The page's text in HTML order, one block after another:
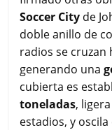
Soccer City de
doble anillo de
radios se cruzan
generando una
cubierta es
toneladas,
estadios, y